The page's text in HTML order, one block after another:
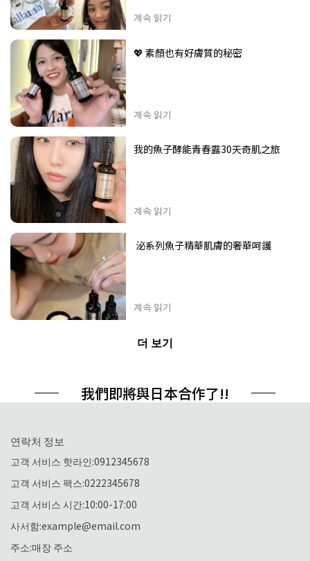
계속 읽기
💖 素顏也有好膚質的秘密
계속 읽기
我的魚子酵能青春露30天奇肌之旅
계속 읽기
계속 읽기
더 보기
我們即將與日本合作了!!
연락처 정보
고객 서비스 핫라인:0912345678
고객 서비스 팩스:0222345678
고객 서비스 시간:10:00-17:00
사서함:example@email.com
주소:매장 주소